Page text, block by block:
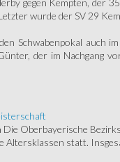
gegen Kempten, der
wurde der SV 29
Schwabenpokal auch
der im Nachgang
Oberbayerische
Altersklassen statt.